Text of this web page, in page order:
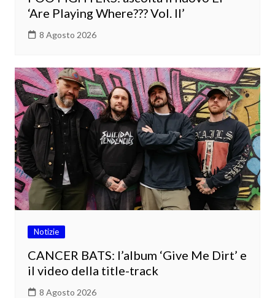
‘Are Playing Where??? Vol. II’
8 Agosto 2026
Notizie
CANCER BATS: l’album ‘Give Me Dirt’ e
il video della title-track
8 Agosto 2026